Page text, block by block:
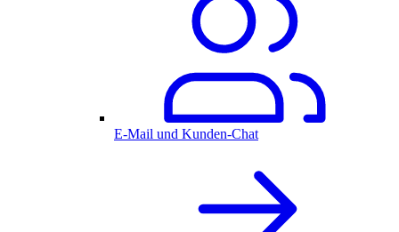
E-Mail und Kunden-Chat